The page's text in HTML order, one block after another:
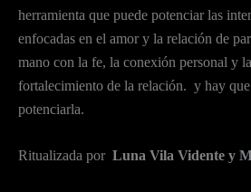
herramienta que puede potenciar las
enfocadas en el amor y la relación de
mano con la fe, la conexión personal y
fortalecimiento de la relación. y hay
potenciarla.
Ritualizada por Luna Vila Vidente y